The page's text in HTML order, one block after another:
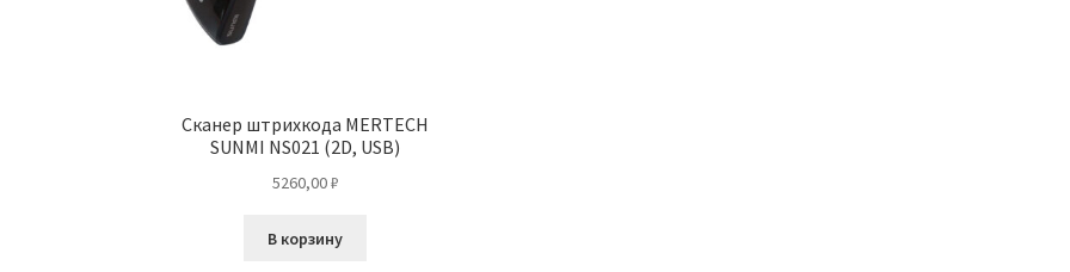
Сканер штрихкода MERTECH
SUNMI NS021 (2D, USB)
5260,00₽
В корзину